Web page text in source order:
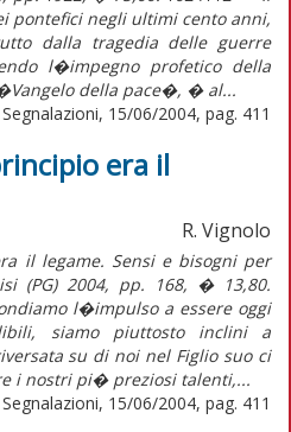
pontefici negli ultimi cento anni,
dalla tragedia delle guerre
l�impegno profetico della
della pace�, � al...
Segnalazioni, 15/06/2004, pag. 411
era il
R. Vignolo
il legame. Sensi e bisogni per
(PG) 2004, pp. 168, � 13,80.
l�impulso a essere oggi
siamo piuttosto inclini a
su di noi nel Figlio suo ci
i nostri pi� preziosi talenti,...
Segnalazioni, 15/06/2004, pag. 411